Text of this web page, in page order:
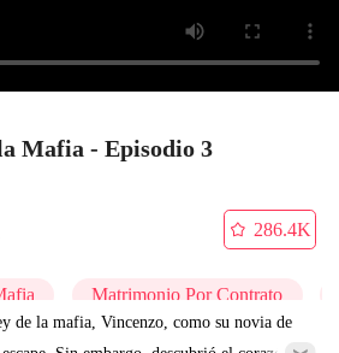
Mafia - Episodio 3
286.4K
Matrimonio Por Contrato
de la mafia, Vincenzo, como su novia de